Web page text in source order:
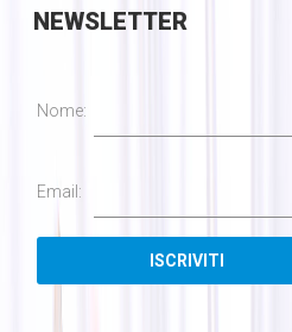
NEWSLETTER
Nome:
Email: